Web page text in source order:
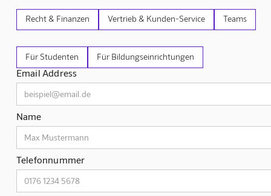
Recht & Finanzen Vertrieb & Kunden-Service Teams
Für Studenten Für Bildungseinrichtungen
Email Address
Name
Telefonnummer